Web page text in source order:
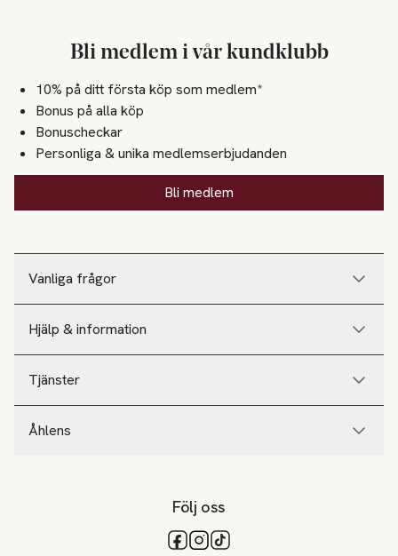
Vanliga frågor
Hjälp & information
Tjänster
Åhlens
Bli medlem i vår kundklubb
10% på ditt första köp som medlem*
Bonus på alla köp
Bonuscheckar
Personliga & unika medlemserbjudanden
Bli medlem
Följ oss